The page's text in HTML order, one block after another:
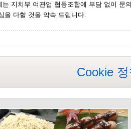
는 지치부 여관업 협동조합에 부담 없이 문
을 다할 것을 약속 드립니다.
Cookie 정